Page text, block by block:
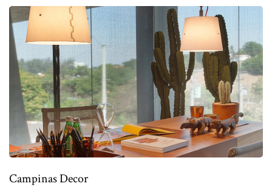
Campinas Decor